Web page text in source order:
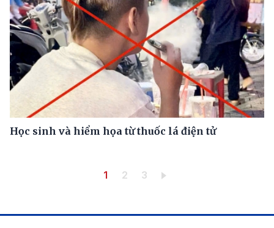
Học sinh và hiểm họa từ thuốc lá điện tử
Trang hiện thời
1 Trang
2 Trang
3